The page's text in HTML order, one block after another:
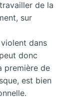
de la
sur
dans
donc
première de
est bien